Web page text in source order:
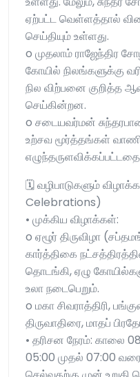
ஏற்பட்ட வெள்ளத்தால்
செய்தியும் உள்ளது.
o முதலாம் ராஜேந்திர
கோயில் நிலங்களுக்கு
நில விற்பனை குறித்த
செய்கின்றன.
o சடையவர்மன்
உற்சவ மூர்த்தங்கள்
🗓️ வழிபாடுகளும்
Celebrations)
• முக்கிய விழாக்கள்:
o ஏழூர் திருவிழா
கார்த்திகை
தொடங்கி, ஏழு
உலா நடைபெறும்.
o மகா சிவராத்திரி,
திருவாதிரை, மாதப்
• தரிசன நேரம்: காலை
05:00 முதல் 07:00